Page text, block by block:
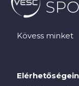
Kövess minket